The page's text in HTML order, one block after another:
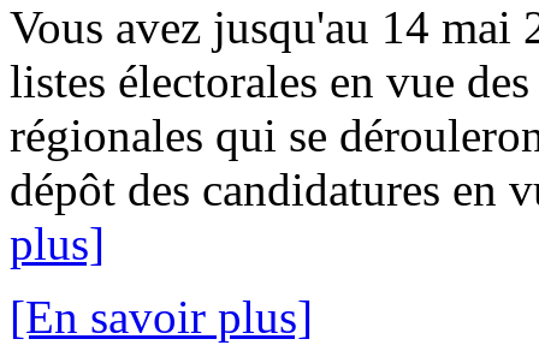
Vous avez jusqu'au 14 mai
listes électorales en vue
régionales qui se
dépôt des candidatures en
plus]
[En savoir plus]